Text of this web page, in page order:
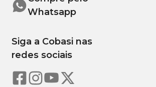
Whatsapp
Siga a Cobasi nas
redes sociais